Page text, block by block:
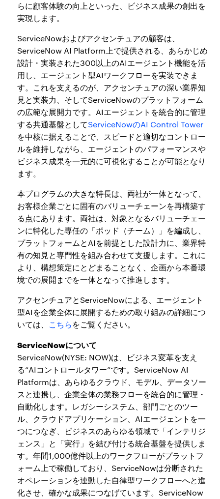
らに顧客体験の向上といった、ビジネス成果の創出を
実現します。
ServiceNowおよびアクセンチュアの顧客は、
ServiceNow AI Platform上で提供される、あらかじめ
設計・実装された300以上のAIエージェント機能を活
用し、エージェント型AIワークフローを実装できま
す。これを支えるのが、アクセンチュアの深い業界知
見と実装力、そしてServiceNowのプラットフォーム
の広範な展開力です。AIエージェントを統合的に管理
する共通基盤としてServiceNowのAI Control Tower
を中核に据えることで、スピードと適切なコントロー
ルを維持しながら、エージェントのパフォーマンスや
ビジネス成果を一元的に可視化することが可能となり
ます。
本プログラムの大きな特長は、両社が一体となって、
お客様企業ごとに固有のバリューチェーンを再構築す
る点にあります。両社は、対象となるバリューチェー
ンに特化した専任の「ポッド（チーム）」を編成し、
プラットフォームとAIを前提とした設計力に、業界特
有の知見と専門性を組み合わせて支援します。これに
より、構想策定にとどまることなく、企画から本番環
境での展開までを一体となって推進します。
アクセンチュアとServiceNowによる、エージェント
型AIを企業全体に展開するための取り組みの詳細につ
いては、 こちらをご覧ください。
ServiceNowについて
ServiceNow(NYSE: NOW)は、ビジネス変革を支え
る“AIコントロールタワー”です。ServiceNow AI
Platformは、あらゆるクラウド、モデル、データソー
スと連携し、企業全体の業務フローを統合的に管理・
自動化します。レガシーシステム、部門ごとのツー
ル、クラウドアプリケーション、AIエージェントを一
つにつなぎ、ビジネスのあらゆる領域で「インテリジ
ェンス」と「実行」を結び付ける統合基盤を提供しま
す。年間1,000億件以上のワークフローがプラットフ
ォーム上で稼働しており、ServiceNowは分断された
オペレーションを連動した自律型ワークフローへと進
化させ、確かな成果につなげています。ServiceNow